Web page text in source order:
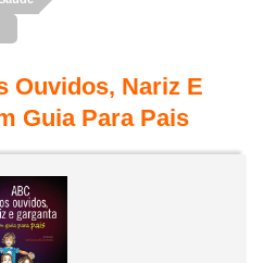
Ouvidos, Nariz E
Guia Para Pais